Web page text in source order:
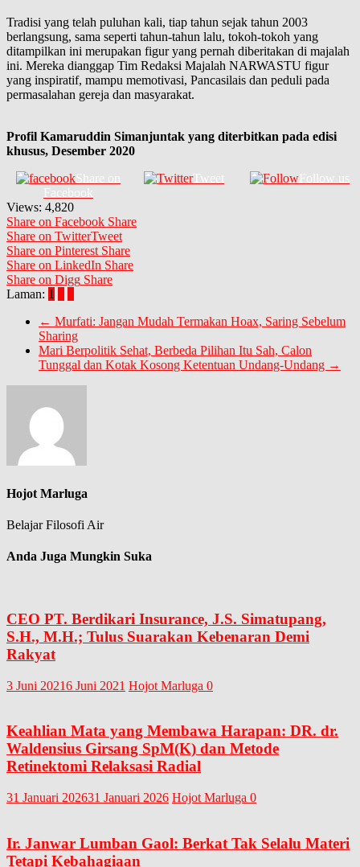
Tradisi yang telah puluhan kali, tiap tahun sejak tahun 2003
berlangsung, sama seperti tahun-tahun lalu, tokoh-tokoh yang
ditampilkan ini merupakan figur yang pernah diberitakan di majalah
ini. Mereka dianggap Tim Redaksi Majalah NARWASTU figur
yang inspiratif, mampu memotivasi, Pancasilais dan peduli pada
permasalahan gereja dan masyarakat.
Profil Kamaruddin Simanjuntak yang diterbitkan pada edisi
khusus, Desember 2020
Share on
Facebook
Tweet Follow us
Views: 4,820
Share on Facebook Share
Share on TwitterTweet
Share on Pinterest Share
Share on LinkedIn Share
Share on Digg Share
Laman: 1
← Murfati: Jangan Mudah Termakan Hoax, Saring Sebelum
Sharing
Mari Berpolitik Sehat, Berbeda Pilihan Itu Sah, Calon
Tunggal dan Kotak Kosong Ketentuan Undang-Undang →
Hojot Marluga
Belajar Filosofi Air
Anda Juga Mungkin Suka
CEO PT. Berdikari Insurance, J.S. Simatupang,
S.H., M.H.; Tulus Suarakan Kebenaran Demi
Rakyat
3 Juni 20216 Juni 2021 Hojot Marluga 0
Keahlian Mata yang Membawa Harapan: DR. dr.
Waldensius Girsang SpM(K) dan Metode
Retinektomi Relaksasi Radial
31 Januari 202631 Januari 2026 Hojot Marluga 0
Ir. Janwar Lumban Gaol: Berkat Tak Selalu Materi
Tetapi Kebahagiaan